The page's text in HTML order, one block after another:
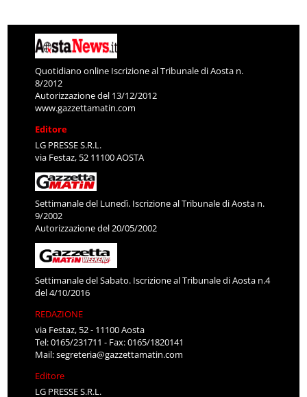
Quotidiano online Iscrizione al Tribunale di Aosta n.
8/2012
Autorizzazione del 13/12/2012
www.gazzettamatin.com
Editore
LG PRESSE S.R.L.
via Festaz, 52 11100 AOSTA
Settimanale del Lunedì. Iscrizione al Tribunale di Aosta n.
9/2002
Autorizzazione del 20/05/2002
Settimanale del Sabato. Iscrizione al Tribunale di Aosta n.4
del 4/10/2016
REDAZIONE
via Festaz, 52 - 11100 Aosta
Tel: 0165/231711 - Fax: 0165/1820141
Mail:segreteria@gazzettamatin.com
Editore
LG PRESSE S.R.L.